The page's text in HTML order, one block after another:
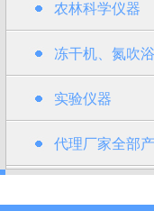
农林科学仪器
冻干机、氮吹
类
实验仪器
代理厂家全部